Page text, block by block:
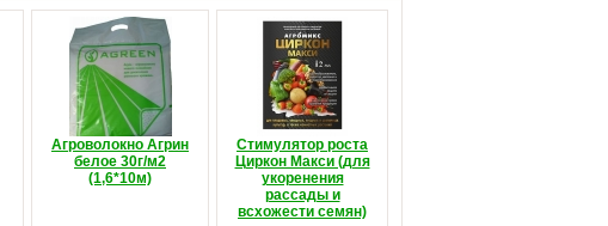
Агроволокно Агрин
белое 30г/м2
(1,6*10м)
Стимулятор роста
Циркон Макси (для
укоренения
рассады и
всхожести семян)